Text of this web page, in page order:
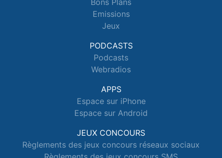
Bons Plans
Emissions
Jeux
PODCASTS
Podcasts
Webradios
APPS
Espace sur iPhone
Espace sur Android
JEUX CONCOURS
Règlements des jeux concours réseaux sociaux